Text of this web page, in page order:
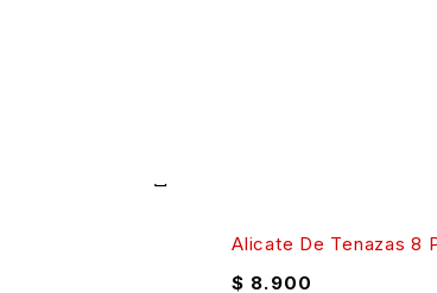
Alicate De Tenazas 8
$ 8.900